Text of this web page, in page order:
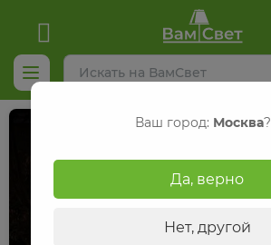
Ваш город: Москва?
Да, верно
Нет, другой